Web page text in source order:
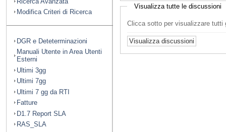
Modifica Criteri di Ricerca
DGR e Deteterminazioni
Manuali Utente in Area Utenti
Esterni
Ultimi 3gg
Ultimi 7gg
Ultimi 7 gg da RTI
Fatture
D1.7 Report SLA
RAS_SLA
Visualizza tutte le discussioni
Clicca sotto per visualizzare tutti